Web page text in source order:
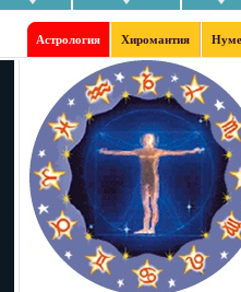
Астрология Хиромантия